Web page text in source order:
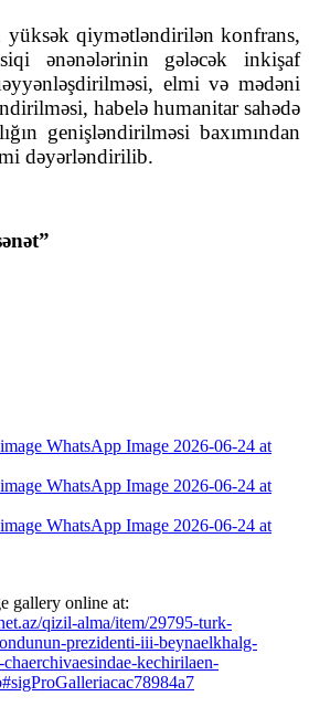
yüksək qiymətləndirilən konfrans,
ənənələrinin gələcək inkişaf
elmi və mədəni
habelə humanitar sahədə
genişləndirilməsi baxımından
dəyərləndirilib.
gallery online at:
qizil-alma/item/29795-turk-
prezidenti-iii-beynaelkhalg-
kechirilaen-